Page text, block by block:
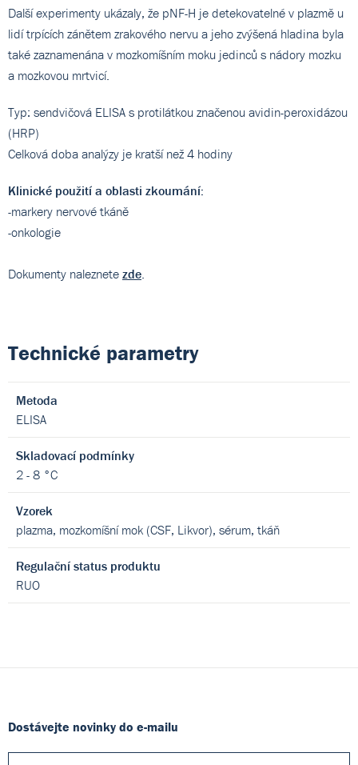
Další experimenty ukázaly, že pNF-H je detekovatelné v plazmě u
lidí trpících zánětem zrakového nervu a jeho zvýšená hladina byla
také zaznamenána v mozkomíšním moku jedinců s nádory mozku
a mozkovou mrtvicí.
Typ: sendvičová ELISA s protilátkou značenou avidin-peroxidázou
(HRP)
Celková doba analýzy je kratší než 4 hodiny
Klinické použití a oblasti zkoumání:
-markery nervové tkáně
-onkologie
Dokumenty naleznete zde.
Technické parametry
Metoda
ELISA
Skladovací podmínky
2 - 8 °C
Vzorek
plazma, mozkomíšní mok (CSF, Likvor), sérum, tkáň
Regulační status produktu
RUO
Dostávejte novinky do e-mailu